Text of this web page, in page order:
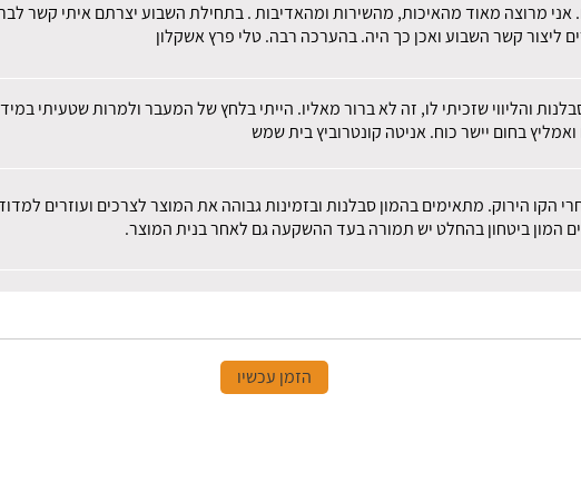
מרוצה מאוד מהאיכות, מהשירות ומהאדיבות . בתחילת השבוע יצרתם איתי קשר
ליצור קשר השבוע ואכן כך היה. בהערכה רבה. טלי פרץ אשקלון
והליווי שזכיתי לו, זה לא ברור מאליו. הייתי בלחץ של המעבר ולמרות שטעיתי
בחום יישר כוח. אניטה קונטרוביץ בית שמש
הקו הירוק. מתאימים בהמון סבלנות ובזמינות גבוהה את המוצר לצרכים ועוזרים
המון ביטחון בהחלט יש תמורה בעד ההשקעה גם לאחר בנית המוצר.
הזמן עכשיו